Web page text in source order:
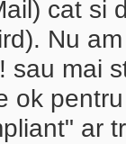
cat si
Nu
sau mai
ok
ar